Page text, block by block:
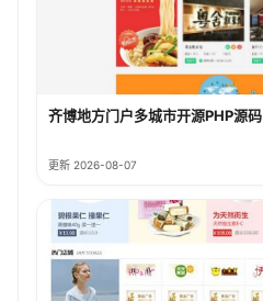
齐博地方门户多城市开源PHP源码
更新 2026-08-07